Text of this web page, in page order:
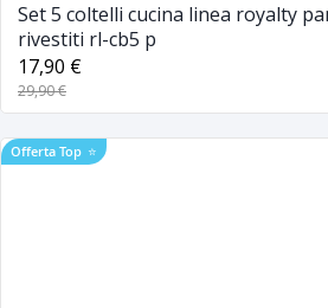
Set 5 coltelli cucina linea royalty
rivestiti rl-cb5 p
17,90 €
29,90 €
Offerta Top ⭐